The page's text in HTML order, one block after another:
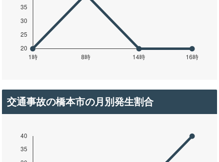
交通事故の橋本市の月別発生割合